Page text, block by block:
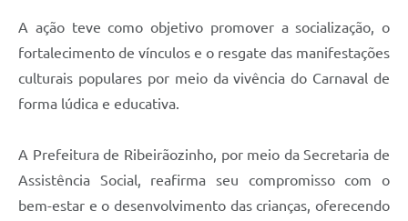
A ação teve como objetivo promover a socialização, o
fortalecimento de vínculos e o resgate das manifestações
culturais populares por meio da vivência do Carnaval de
forma lúdica e educativa.
A Prefeitura de Ribeirãozinho, por meio da Secretaria de
Assistência Social, reafirma seu compromisso com o
bem-estar e o desenvolvimento das crianças, oferecendo